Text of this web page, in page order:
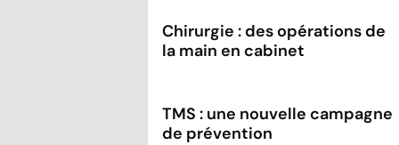
Chirurgie : des opérations de
la main en cabinet
TMS : une nouvelle campagne
de prévention